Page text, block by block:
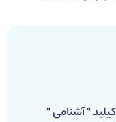
" آشنامی "